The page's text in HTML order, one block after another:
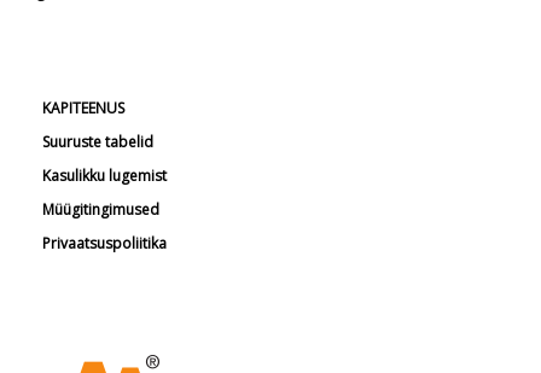
KAPITEENUS
Suuruste tabelid
Kasulikku lugemist
Müügitingimused
Privaatsuspoliitika